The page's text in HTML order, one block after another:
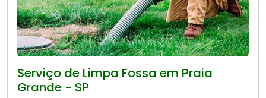
Serviço de Limpa Fossa em Praia
Grande - SP